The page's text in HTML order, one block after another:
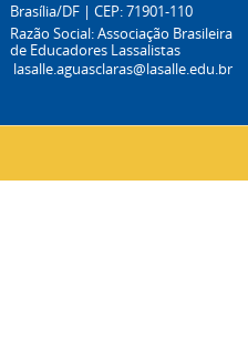
Brasília/DF | CEP: 71901-110
Razão Social: Associação Brasileira
de Educadores Lassalistas
lasalle.aguasclaras@lasalle.edu.br